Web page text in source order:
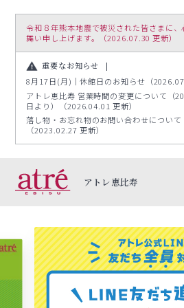
令和８年熊本地震で被災された皆さまに、
舞い申し上げます。（2026.07.30 更新）
重要なお知らせ
8月17日(月)｜休館日のお知らせ（
アトレ恵比寿 営業時間の変更について（
日より）（2026.04.01 更新）
落し物・お忘れ物のお問い合わせについて
（2023.02.27 更新）
アトレ恵比寿